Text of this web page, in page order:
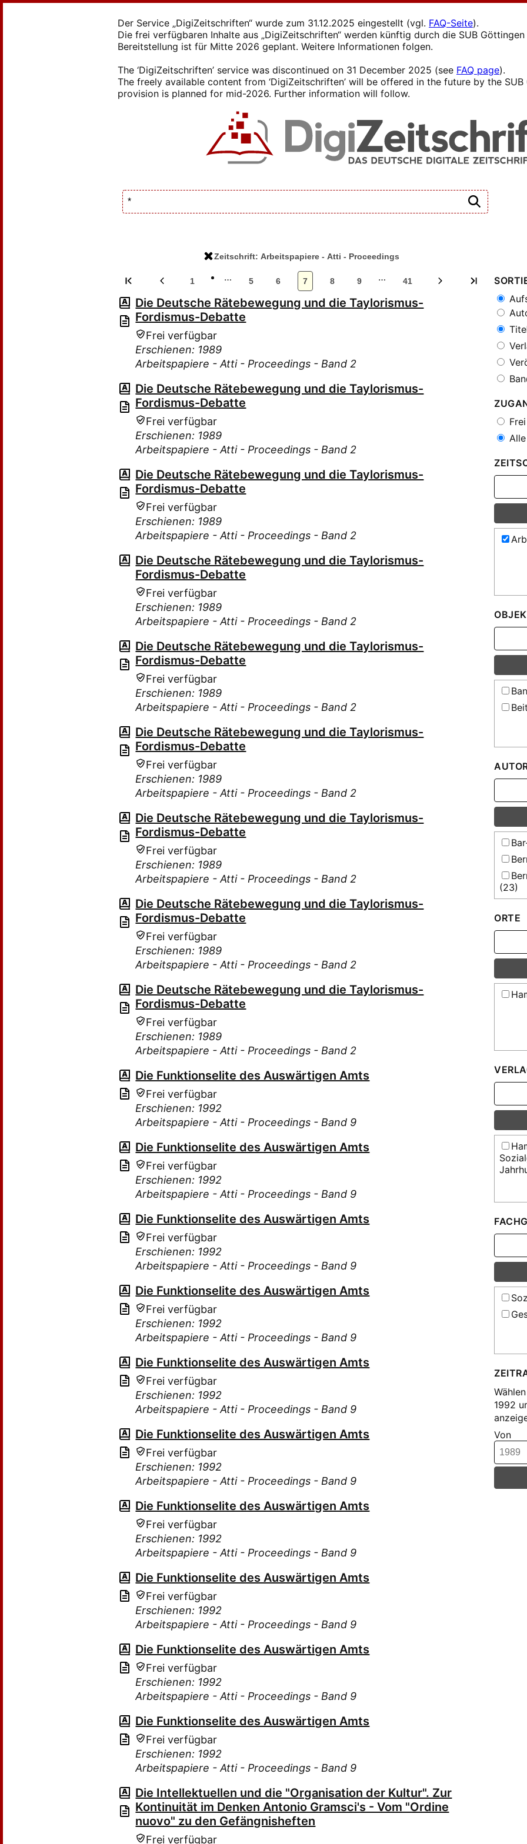
Der Service „DigiZeitschriften“ wurde zum 31.12.2025 eingestellt (vgl. FAQ-Seite).
Die frei verfügbaren Inhalte aus „DigiZeitschriften“ werden künftig durch die SUB
Bereitstellung ist für Mitte 2026 geplant. Weitere Informationen folgen.
The ‘DigiZeitschriften’ service was discontinued on 31 December 2025 (see FAQ page).
The freely available content from ‘DigiZeitschriften’ will be offered in the future by the
provision is planned for mid-2026. Further information will follow.
Zeitschrift: Arbeitspapiere - Atti - Proceedings
1 … 5 6 7 8 9 … 41
Die Deutsche Rätebewegung und die Taylorismus-
Fordismus-Debatte
Frei verfügbar
Erschienen: 1989
Arbeitspapiere - Atti - Proceedings - Band 2
Die Deutsche Rätebewegung und die Taylorismus-
Fordismus-Debatte
Frei verfügbar
Erschienen: 1989
Arbeitspapiere - Atti - Proceedings - Band 2
Die Deutsche Rätebewegung und die Taylorismus-
Fordismus-Debatte
Frei verfügbar
Erschienen: 1989
Arbeitspapiere - Atti - Proceedings - Band 2
Die Deutsche Rätebewegung und die Taylorismus-
Fordismus-Debatte
Frei verfügbar
Erschienen: 1989
Arbeitspapiere - Atti - Proceedings - Band 2
Die Deutsche Rätebewegung und die Taylorismus-
Fordismus-Debatte
Frei verfügbar
Erschienen: 1989
Arbeitspapiere - Atti - Proceedings - Band 2
Die Deutsche Rätebewegung und die Taylorismus-
Fordismus-Debatte
Frei verfügbar
Erschienen: 1989
Arbeitspapiere - Atti - Proceedings - Band 2
Die Deutsche Rätebewegung und die Taylorismus-
Fordismus-Debatte
Frei verfügbar
Erschienen: 1989
Arbeitspapiere - Atti - Proceedings - Band 2
Die Deutsche Rätebewegung und die Taylorismus-
Fordismus-Debatte
Frei verfügbar
Erschienen: 1989
Arbeitspapiere - Atti - Proceedings - Band 2
Die Deutsche Rätebewegung und die Taylorismus-
Fordismus-Debatte
Frei verfügbar
Erschienen: 1989
Arbeitspapiere - Atti - Proceedings - Band 2
Die Funktionselite des Auswärtigen Amts
Frei verfügbar
Erschienen: 1992
Arbeitspapiere - Atti - Proceedings - Band 9
Die Funktionselite des Auswärtigen Amts
Frei verfügbar
Erschienen: 1992
Arbeitspapiere - Atti - Proceedings - Band 9
Die Funktionselite des Auswärtigen Amts
Frei verfügbar
Erschienen: 1992
Arbeitspapiere - Atti - Proceedings - Band 9
Die Funktionselite des Auswärtigen Amts
Frei verfügbar
Erschienen: 1992
Arbeitspapiere - Atti - Proceedings - Band 9
Die Funktionselite des Auswärtigen Amts
Frei verfügbar
Erschienen: 1992
Arbeitspapiere - Atti - Proceedings - Band 9
Die Funktionselite des Auswärtigen Amts
Frei verfügbar
Erschienen: 1992
Arbeitspapiere - Atti - Proceedings - Band 9
Die Funktionselite des Auswärtigen Amts
Frei verfügbar
Erschienen: 1992
Arbeitspapiere - Atti - Proceedings - Band 9
Die Funktionselite des Auswärtigen Amts
Frei verfügbar
Erschienen: 1992
Arbeitspapiere - Atti - Proceedings - Band 9
Die Funktionselite des Auswärtigen Amts
Frei verfügbar
Erschienen: 1992
Arbeitspapiere - Atti - Proceedings - Band 9
Die Funktionselite des Auswärtigen Amts
Frei verfügbar
Erschienen: 1992
Arbeitspapiere - Atti - Proceedings - Band 9
Die Intellektuellen und die "Organisation der Kultur". Zur
Kontinuität im Denken Antonio Gramsci's - Vom "Ordine
nuovo" zu den Gefängnisheften
Frei verfügbar
Alle
(23)
ORTE
1992
Von